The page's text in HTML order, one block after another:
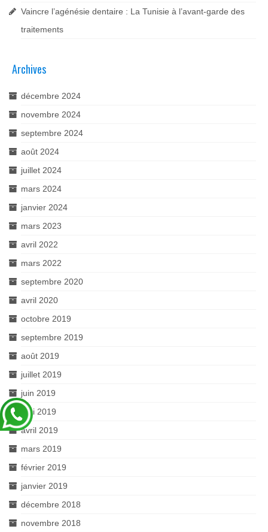
Vaincre l’agénésie dentaire : La Tunisie à l’avant-garde des
traitements
Archives
décembre 2024
novembre 2024
septembre 2024
août 2024
juillet 2024
mars 2024
janvier 2024
mars 2023
avril 2022
mars 2022
septembre 2020
avril 2020
octobre 2019
septembre 2019
août 2019
juillet 2019
juin 2019
mai 2019
avril 2019
mars 2019
février 2019
janvier 2019
décembre 2018
novembre 2018